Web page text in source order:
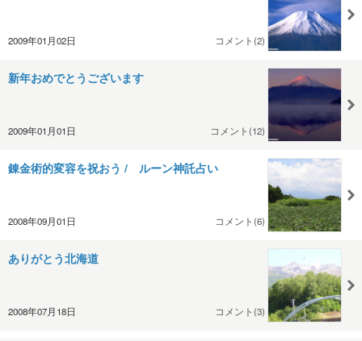
2009年01月02日 コメント(2)
新年おめでとうございます
2009年01月01日 コメント(12)
錬金術的変容を祝おう / ルーン神託占い
2008年09月01日 コメント(6)
ありがとう北海道
2008年07月18日 コメント(3)